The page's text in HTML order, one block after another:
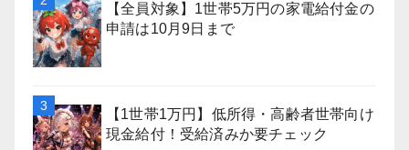
【全員対象】1世帯5万円の家電給付金の
申請は10月9日まで
【1世帯1万円】低所得・高齢者世帯向け
現金給付！受給済みか要チェック